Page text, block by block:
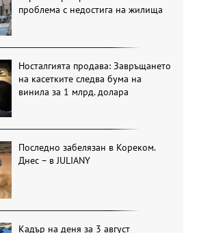
проблема с недостига на жилища
Носталгията продава: Завръщането
на касетките следва бума на
винила за 1 млрд. долара
Последно забелязан в Кореком.
Днес – в JULIANY
Кадър на деня за 3 август